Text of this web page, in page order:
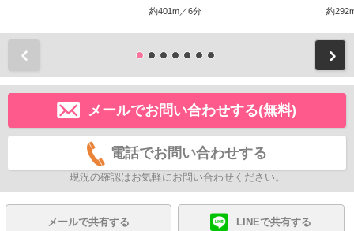
約401m／6分 約
メールでお問い合わせする(無料)
電話でお問い合わせする
現況の確認はお気軽にお問い合わせください。
メールで共有する LINEで共有する